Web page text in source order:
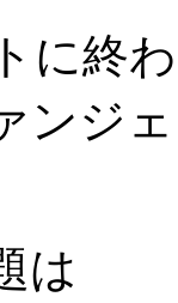
に終
ンジ
は